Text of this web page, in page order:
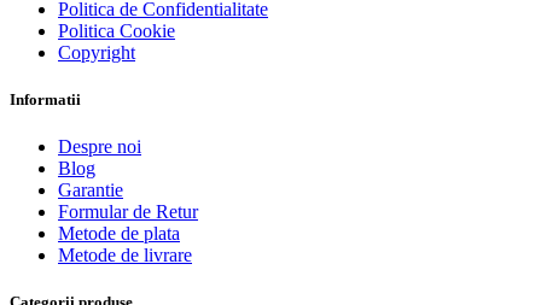
Politica de Confidentialitate
Politica Cookie
Copyright
Informatii
Despre noi
Blog
Garantie
Formular de Retur
Metode de plata
Metode de livrare